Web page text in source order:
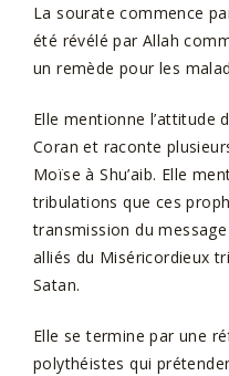
La sourate commence
été révélé par Allah
un remède pour les
Elle mentionne l’attitude
Coran et raconte
Moïse à Shu’aib. Elle
tribulations que ces
transmission du
alliés du Miséricordieux
Satan.
Elle se termine par une
polythéistes qui